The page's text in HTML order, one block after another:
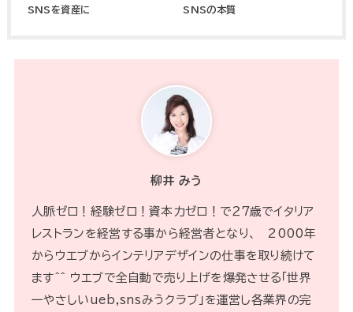
SNSを資産に SNSの本質
柳井 みう
人脈ゼロ！経験ゼロ！資本力ゼロ！で２７歳でイタリア
レストランを経営する事から経営者となり、 2000年
からウエブからインテリアデザインの仕事を取り続けて
ます^^ ウエブで全自動で売り上げを爆発させる「世界
一やさしいueb,snsみうクラブ」を運営し各業界の完